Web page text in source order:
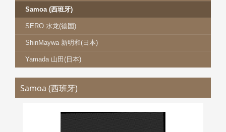
Samoa (西班牙)
SERO 水龙(德国)
ShinMaywa 新明和(日本)
Yamada 山田(日本)
Samoa (西班牙)
SAMOA DF 系列